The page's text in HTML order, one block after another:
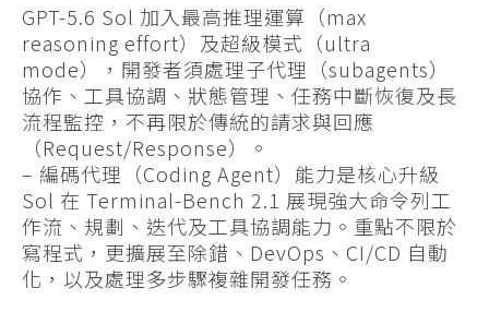
GPT-5.6 Sol 加入最高推理運算（max
reasoning effort）及超級模式（ultra
mode），開發者須處理子代理（subagents）
協作、工具協調、狀態管理、任務中斷恢復及長
流程監控，不再限於傳統的請求與回應
（Request/Response）。
– 編碼代理（Coding Agent）能力是核心升級
Sol 在 Terminal-Bench 2.1 展現強大命令列工
作流、規劃、迭代及工具協調能力。重點不限於
寫程式，更擴展至除錯、DevOps、CI/CD 自動
化，以及處理多步驟複雜開發任務。